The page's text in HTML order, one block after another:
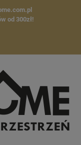
od 300zł!